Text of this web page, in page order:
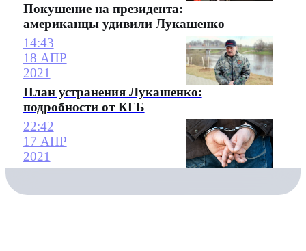
Покушение на президента:
американцы удивили Лукашенко
14:43
18 АПР
2021
План устранения Лукашенко:
подробности от КГБ
22:42
17 АПР
2021